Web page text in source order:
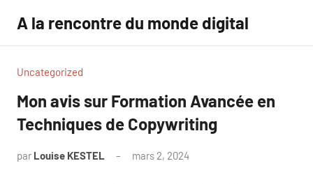
contenu
A la rencontre du monde digital
Uncategorized
Mon avis sur Formation Avancée en
Techniques de Copywriting
par Louise KESTEL mars 2, 2024